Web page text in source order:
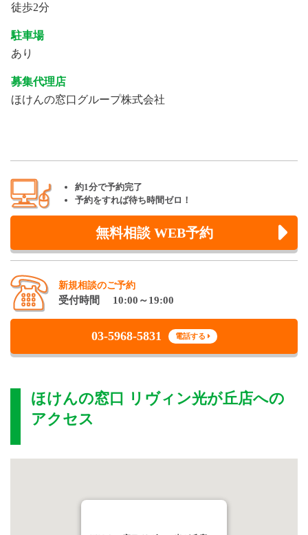
徒歩2分
駐車場
あり
募集代理店
ほけんの窓口グループ株式会社
約1分で予約完了
予約をすれば待ち時間ゼロ！
無料相談 WEB予約
新規相談のご予約
受付時間 10:00～19:00
03-5968-5831 電話する
ほけんの窓口 リヴィン光が丘店への
アクセス